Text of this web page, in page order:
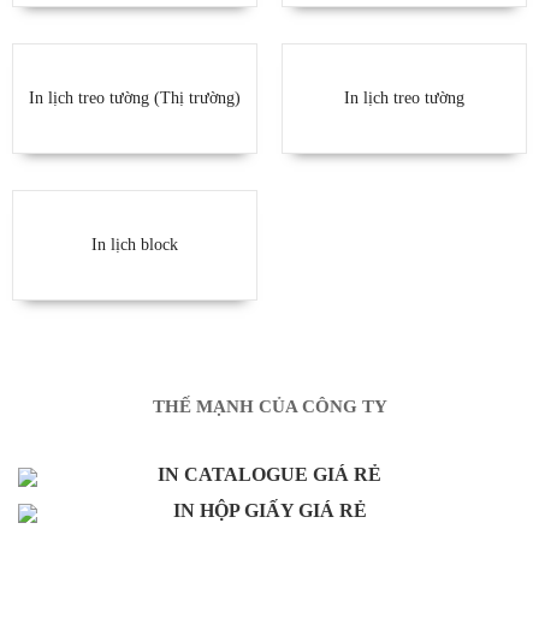
In lịch treo tường (Thị trường) In lịch treo tường
In lịch block
THẾ MẠNH CỦA CÔNG TY
IN CATALOGUE GIÁ RẺ
IN HỘP GIẤY GIÁ RẺ